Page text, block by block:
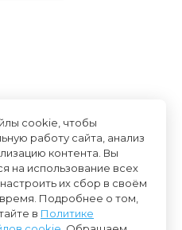
cookie, чтобы
работу сайта, анализ
контента. Вы
на использование всех
их сбор в своём
Подробнее о том,
в Политике